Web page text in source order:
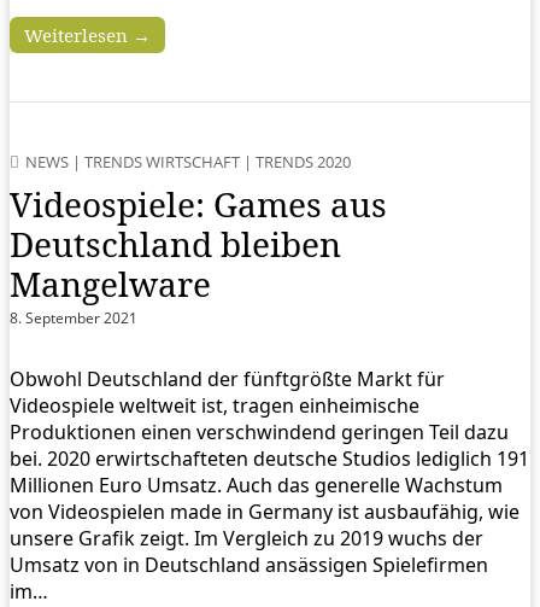
Weiterlesen →
NEWS | TRENDS WIRTSCHAFT | TRENDS 2020
Videospiele: Games aus
Deutschland bleiben
Mangelware
8. September 2021
Obwohl Deutschland der fünftgrößte Markt für
Videospiele weltweit ist, tragen einheimische
Produktionen einen verschwindend geringen Teil dazu
bei. 2020 erwirtschafteten deutsche Studios lediglich 191
Millionen Euro Umsatz. Auch das generelle Wachstum
von Videospielen made in Germany ist ausbaufähig, wie
unsere Grafik zeigt. Im Vergleich zu 2019 wuchs der
Umsatz von in Deutschland ansässigen Spielefirmen
im…